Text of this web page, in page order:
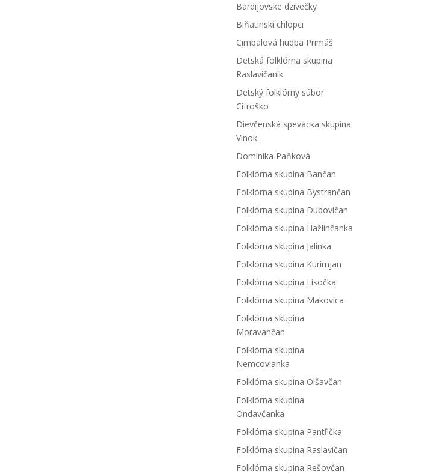
Bardijovske dzivečky
Biňatinskí chlopci
Cimbalová hudba Primáš
Detská folklórna skupina
Raslavičanik
Detský folklórny súbor
Cifroško
Dievčenská spevácka skupina
Vinok
Dominika Paňková
Folklórna skupina Bančan
Folklórna skupina Bystrančan
Folklórna skupina Dubovičan
Folklórna skupina Hažlinčanka
Folklórna skupina Jalinka
Folklórna skupina Kurimjan
Folklórna skupina Lisočka
Folklórna skupina Makovica
Folklórna skupina
Moravančan
Folklórna skupina
Nemcovianka
Folklórna skupina Olšavčan
Folklórna skupina
Ondavčanka
Folklórna skupina Pantľička
Folklórna skupina Raslavičan
Folklórna skupina Rešovčan